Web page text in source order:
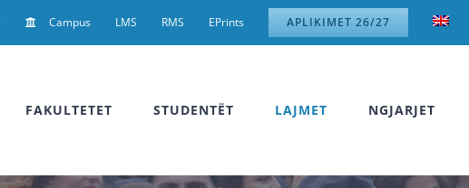
Campus LMS RMS EPrints APLIKIMET 26/27
FAKULTETET STUDENTËT LAJMET NGJARJET